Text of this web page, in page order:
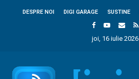
DESPRE NOI DIGI GARAGE SUSTINE
joi, 16 iulie 2026